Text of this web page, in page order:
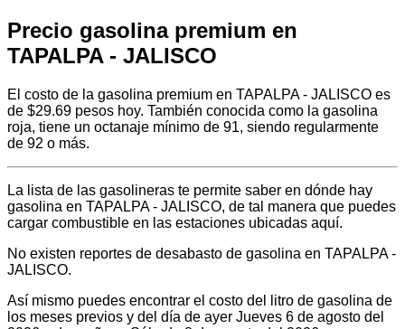
Precio gasolina premium en
TAPALPA - JALISCO
El costo de la gasolina premium en TAPALPA - JALISCO es
de $29.69 pesos hoy. También conocida como la gasolina
roja, tiene un octanaje mínimo de 91, siendo regularmente
de 92 o más.
La lista de las gasolineras te permite saber en dónde hay
gasolina en TAPALPA - JALISCO, de tal manera que puedes
cargar combustible en las estaciones ubicadas aquí.
No existen reportes de desabasto de gasolina en TAPALPA -
JALISCO.
Así mismo puedes encontrar el costo del litro de gasolina de
los meses previos y del día de ayer Jueves 6 de agosto del